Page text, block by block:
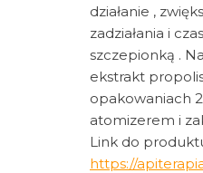
działanie ,
zadziałania i
szczepionką .
ekstrakt
opakowaniach
atomizerem i
Link do
https://